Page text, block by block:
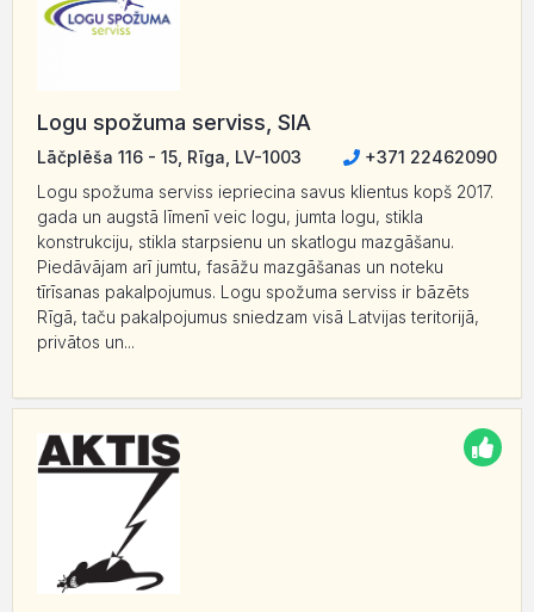
Logu spožuma serviss, SIA
Lāčplēša 116 - 15, Rīga, LV-1003
+371 22462090
Logu spožuma serviss iepriecina savus klientus kopš 2017.
gada un augstā līmenī veic logu, jumta logu, stikla
konstrukciju, stikla starpsienu un skatlogu mazgāšanu.
Piedāvājam arī jumtu, fasāžu mazgāšanas un noteku
tīrīsanas pakalpojumus. Logu spožuma serviss ir bāzēts
Rīgā, taču pakalpojumus sniedzam visā Latvijas teritorijā,
privātos un...